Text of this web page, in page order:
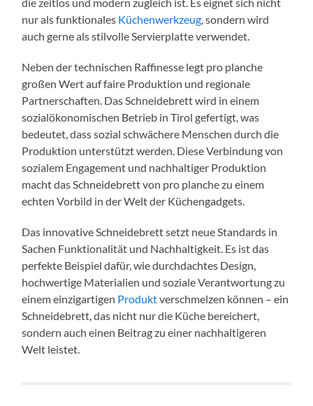
die zeitlos und modern zugleich ist. Es eignet sich nicht
nur als funktionales Küchenwerkzeug, sondern wird
auch gerne als stilvolle Servierplatte verwendet.
Neben der technischen Raffinesse legt pro planche
großen Wert auf faire Produktion und regionale
Partnerschaften. Das Schneidebrett wird in einem
sozialökonomischen Betrieb in Tirol gefertigt, was
bedeutet, dass sozial schwächere Menschen durch die
Produktion unterstützt werden. Diese Verbindung von
sozialem Engagement und nachhaltiger Produktion
macht das Schneidebrett von pro planche zu einem
echten Vorbild in der Welt der Küchengadgets.
Das innovative Schneidebrett setzt neue Standards in
Sachen Funktionalität und Nachhaltigkeit. Es ist das
perfekte Beispiel dafür, wie durchdachtes Design,
hochwertige Materialien und soziale Verantwortung zu
einem einzigartigen Produktverschmelzen können – ein
Schneidebrett, das nicht nur die Küche bereichert,
sondern auch einen Beitrag zu einer nachhaltigeren
Welt leistet.